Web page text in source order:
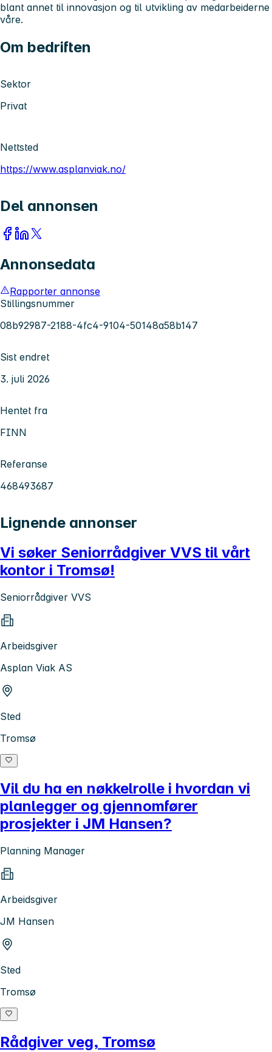
blant annet til innovasjon og til utvikling av medarbeiderne
våre.
Om bedriften
Sektor
Privat
Nettsted
https://www.asplanviak.no/
Del annonsen
Annonsedata
Rapporter annonse
Stillingsnummer
08b92987-2188-4fc4-9104-50148a58b147
Sist endret
3. juli 2026
Hentet fra
FINN
Referanse
468493687
Lignende annonser
Vi søker Seniorrådgiver VVS til vårt
kontor i Tromsø!
Seniorrådgiver VVS
Arbeidsgiver
Asplan Viak AS
Sted
Tromsø
Vil du ha en nøkkelrolle i hvordan vi
planlegger og gjennomfører
prosjekter i JM Hansen?
Planning Manager
Arbeidsgiver
JM Hansen
Sted
Tromsø
Rådgiver veg, Tromsø